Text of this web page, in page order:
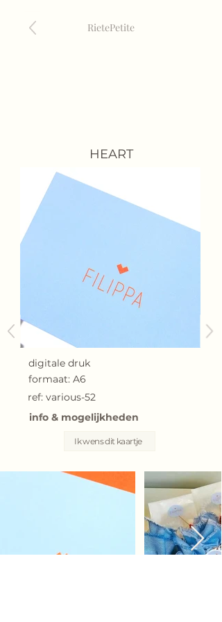
RietePetite
HEART
digitale druk
formaat: A6
ref: various-52
info & mogelijkheden
Ik wens dit kaartje